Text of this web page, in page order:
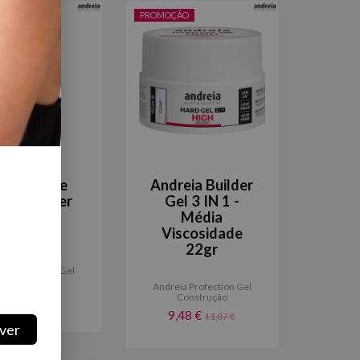
One
Builder
14ml
Profection Gel
PROMOÇÃO
Andreia Builder
Gel 3 IN 1 -
Média
Viscosidade
22gr
Andreia Profection Gel
Construção
9,48 €11,07 €